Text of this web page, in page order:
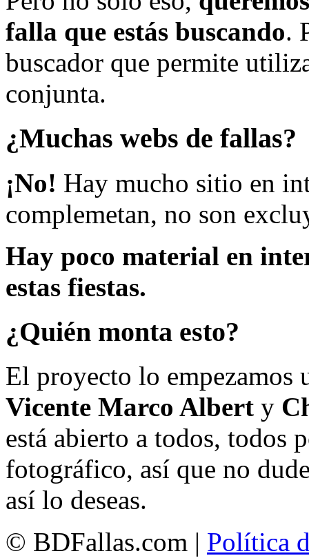
falla que estás buscando.
buscador que permite
conjunta.
¿Muchas webs de fallas?
¡No! Hay mucho sitio en
complemetan, no son
Hay poco material en
estas fiestas.
¿Quién monta esto?
El proyecto lo empezamos
Vicente Marco Albert y
está abierto a todos, todos
fotográfico, así que no
así lo deseas.
© BDFallas.com | Política